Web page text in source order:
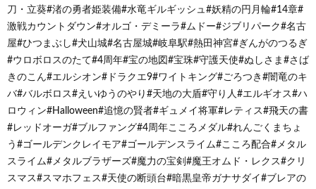
刀・立葵#渚の勇者姫装備#水竜ギルギッシュ#妖精の円月輪#14章#
激戦カウントダウン#オルゴ・デミーラ#ムドー#ジブリパーク#名古
屋#ひつまぶし#犬山城#名古屋城#岐阜駅#熱田神宮#ぎんがのつるぎ
#ウロボロスのたて#4周年#宝の地図#宝珠#守護天使#ぬしさま#さば
きのこん#エルシオン#ドラクエ9#ワイトキング#ごろつき#闇竜のキ
バ#バルボロス#えいゆうのやり#天地の大盾#守り人#エルギオス#ハ
ロウィン#Halloween#追憶の賢者#ギュメイ将軍#レティス#飛天の書
#レッドオーガ#ブルファング#4周年こころメダル#れんごくまちょ
う#ゴールデンクレイモア#ゴールデンスライム#こころ配合#メタル
スライム#メタルブラザーズ#魔力の宝剣#魔王オムド・レクス#クリ
スマス#スマホフェス#天使の断頭台#暗黒皇帝ガナサダイ#ブレアの